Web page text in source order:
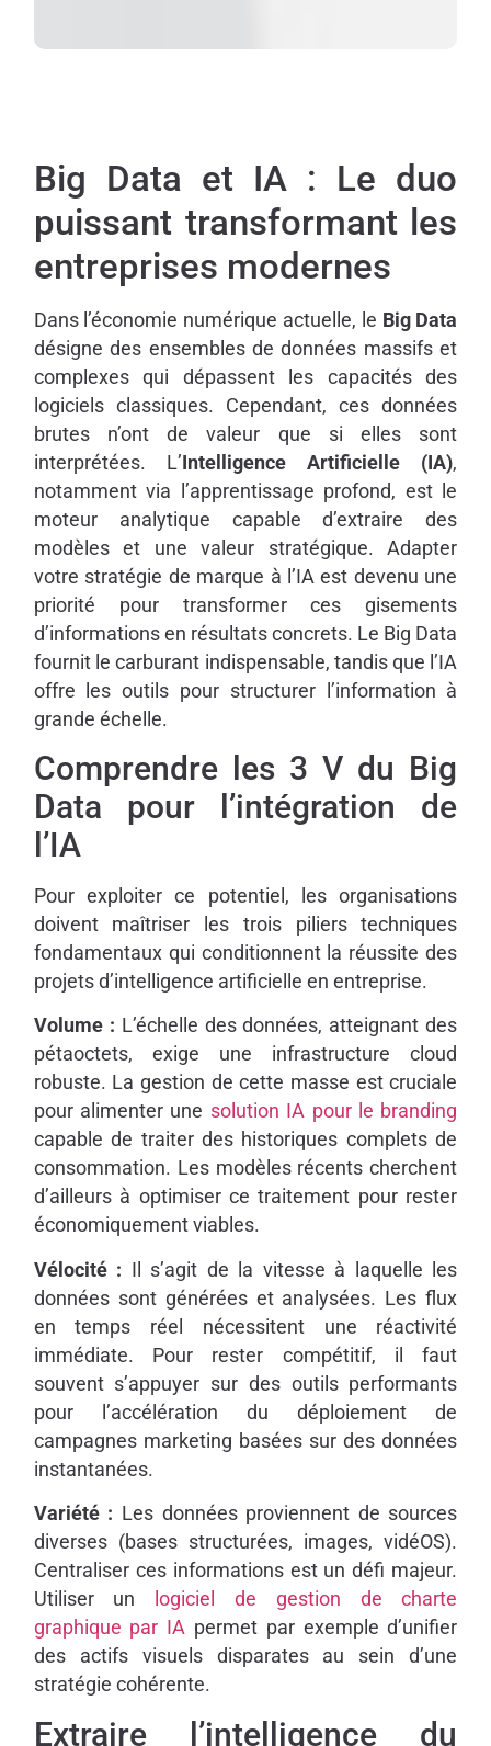
Big Data et IA : Le duo
puissant transformant les
entreprises modernes
Dans l’économie numérique actuelle, le Big Data
désigne des ensembles de données massifs et
complexes qui dépassent les capacités des
logiciels classiques. Cependant, ces données
brutes n’ont de valeur que si elles sont
interprétées. L’Intelligence Artificielle (IA),
notamment via l’apprentissage profond, est le
moteur analytique capable d’extraire des
modèles et une valeur stratégique. Adapter
votre stratégie de marque à l’IA est devenu une
priorité pour transformer ces gisements
d’informations en résultats concrets. Le Big Data
fournit le carburant indispensable, tandis que l’IA
offre les outils pour structurer l’information à
grande échelle.
Comprendre les 3 V du Big
Data pour l’intégration de
l’IA
Pour exploiter ce potentiel, les organisations
doivent maîtriser les trois piliers techniques
fondamentaux qui conditionnent la réussite des
projets d’intelligence artificielle en entreprise.
Volume : L’échelle des données, atteignant des
pétaoctets, exige une infrastructure cloud
robuste. La gestion de cette masse est cruciale
pour alimenter une solution IA pour le branding
capable de traiter des historiques complets de
consommation. Les modèles récents cherchent
d’ailleurs à optimiser ce traitement pour rester
économiquement viables.
Vélocité : Il s’agit de la vitesse à laquelle les
données sont générées et analysées. Les flux
en temps réel nécessitent une réactivité
immédiate. Pour rester compétitif, il faut
souvent s’appuyer sur des outils performants
pour l’accélération du déploiement de
campagnes marketing basées sur des données
instantanées.
Variété : Les données proviennent de sources
diverses (bases structurées, images, vidéOS).
Centraliser ces informations est un défi majeur.
Utiliser un
logiciel de gestion de charte
graphique par IA permet par exemple d’unifier
des actifs visuels disparates au sein d’une
stratégie cohérente.
Extraire l’intelligence du